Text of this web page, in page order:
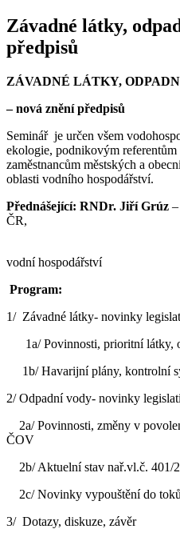
Závadné látky,
předpisů
ZÁVADNÉ LÁTKY,
– nová znění předpisů
Seminář je určen všem
ekologie, podnikovým
zaměstnancům městských a
oblasti vodního hospodářství.
Přednášející: RNDr. Jiří Grúz
ČR,
vodní hospodářství
Program:
1/ Závadné látky- novinky
1a/ Povinnosti, prioritní látky,
1b/ Havarijní plány, kontrolní
2/ Odpadní vody- novinky
2a/ Povinnosti, změny v
ČOV
2b/ Aktuelní stav nař.vl.č. 401/
2c/ Novinky vypouštění do
3/ Dotazy, diskuze, závěr